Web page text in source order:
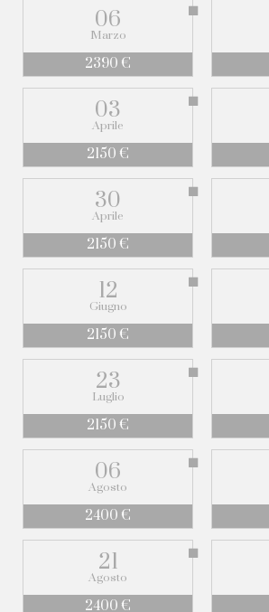
06
Marzo
2390 €
03
Aprile
2150 €
30
Aprile
2150 €
12
Giugno
2150 €
23
Luglio
2150 €
06
Agosto
2400 €
21
Agosto
2400 €